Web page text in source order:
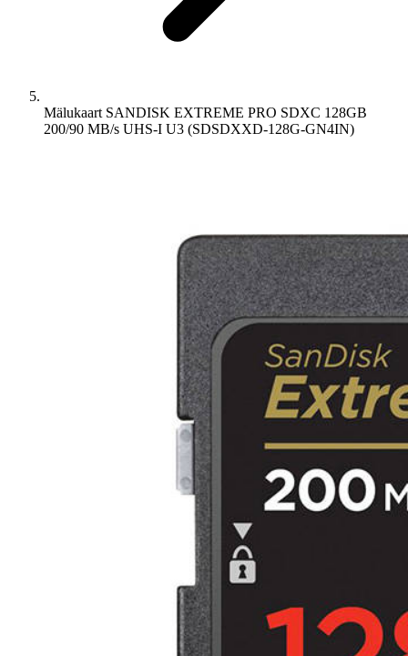
Mälukaart SANDISK EXTREME PRO SDXC 128GB
200/90 MB/s UHS-I U3 (SDSDXXD-128G-GN4IN)